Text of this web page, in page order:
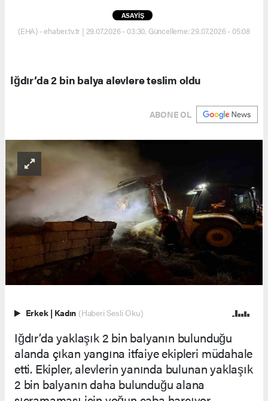
ASAYİŞ
(EHA) - ehaber.tv.tr | 29.07.2026 - 03:30, Güncelleme: 29.07.2026 - 05:08
Iğdır’da 2 bin balya alevlere teslim oldu
ABONE OL
Erkek | Kadın (Haberi Sesli Oku)
Iğdır’da yaklaşık 2 bin balyanın bulunduğu
alanda çıkan yangına itfaiye ekipleri müdahale
etti. Ekipler, alevlerin yanında bulunan yaklaşık
2 bin balyanın daha bulunduğu alana